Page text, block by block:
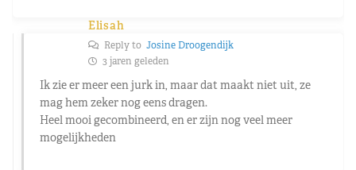
Elisah
Reply to Josine Droogendijk
3 jaren geleden
Ik zie er meer een jurk in, maar dat maakt niet uit, ze
mag hem zeker nog eens dragen.
Heel mooi gecombineerd, en er zijn nog veel meer
mogelijkheden